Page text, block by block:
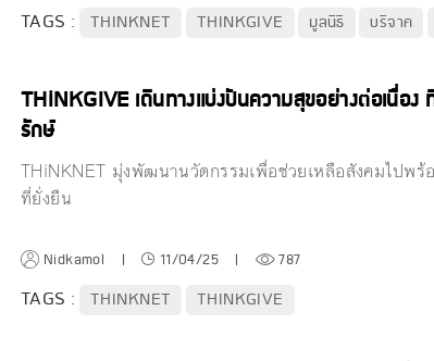
TAGS : THINKNET THINKGIVE มูลนิธิ บริจาค
THiNKGIVE เดินทางแบ่งปันความสุขอย่างต่อเนื่อง
รักษ์
THiNKNET มุ่งพัฒนานวัตกรรมเพื่อช่วยเหลือสังคมไปพ
ที่ยั่งยืน
Nidkamol | 11/04/25 | 787
TAGS : THINKNET THINKGIVE